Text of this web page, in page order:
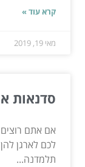
קרא עוד »
מאי 19, 2019
סדנאות
אם אתם רוצים
לכם לארגן
תלמדנה...